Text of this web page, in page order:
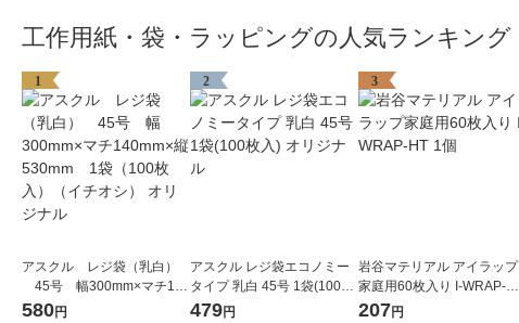
工作用紙・袋・ラッピングの人気ランキング
1
アスクル レジ袋（乳白）
45号 幅300mm×マチ140
mm×縦530mm 1袋（100
580円
2
アスクル レジ袋エコノミー
タイプ 乳白 45号 1袋(100枚
入) オリジナル
479円
3
岩谷マテリアル アイラップ
家庭用60枚入り I-WRAP-HT
1個
207円